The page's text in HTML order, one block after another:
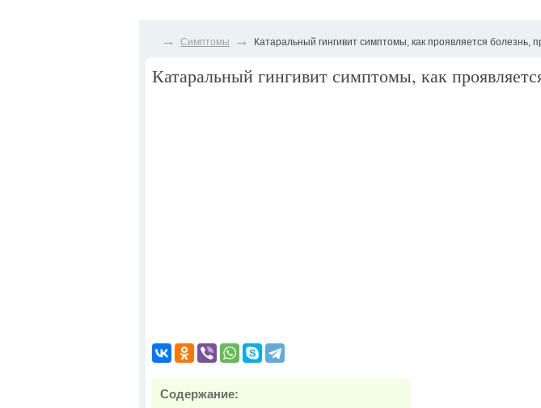
→ Симптомы → Катаральный гингивит симптомы, как проявляется болезнь,
Катаральный гингивит симптомы, как
Содержание: